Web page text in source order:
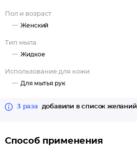
Пол и возраст
Женский
Тип мыла
Жидкое
Использование для кожи
Для мытья рук
3 раза добавили в список желаний
Способ применения